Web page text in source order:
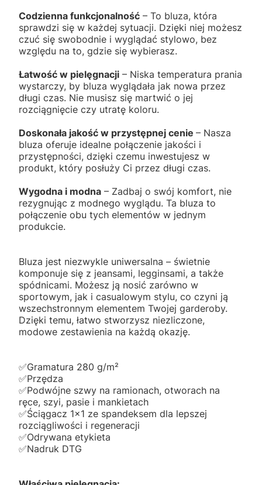
Codzienna funkcjonalność – To bluza, która
sprawdzi się w każdej sytuacji. Dzięki niej możesz
czuć się swobodnie i wyglądać stylowo, bez
względu na to, gdzie się wybierasz.
Łatwość w pielęgnacji – Niska temperatura prania
wystarczy, by bluza wyglądała jak nowa przez
długi czas. Nie musisz się martwić o jej
rozciągnięcie czy utratę koloru.
Doskonała jakość w przystępnej cenie – Nasza
bluza oferuje idealne połączenie jakości i
przystępności, dzięki czemu inwestujesz w
produkt, który posłuży Ci przez długi czas.
Wygodna i modna – Zadbaj o swój komfort, nie
rezygnując z modnego wyglądu. Ta bluza to
połączenie obu tych elementów w jednym
produkcie.
Bluza jest niezwykle uniwersalna – świetnie
komponuje się z jeansami, legginsami, a także
spódnicami. Możesz ją nosić zarówno w
sportowym, jak i casualowym stylu, co czyni ją
wszechstronnym elementem Twojej garderoby.
Dzięki temu, łatwo stworzysz niezliczone,
modowe zestawienia na każdą okazję.
✅️Gramatura 280 g/m²
✅️Przędza
✅️Podwójne szwy na ramionach, otworach na
ręce, szyi, pasie i mankietach
✅️Ściągacz 1x1 ze spandeksem dla lepszej
rozciągliwości i regeneracji
✅️Odrywana etykieta
✅️Nadruk DTG